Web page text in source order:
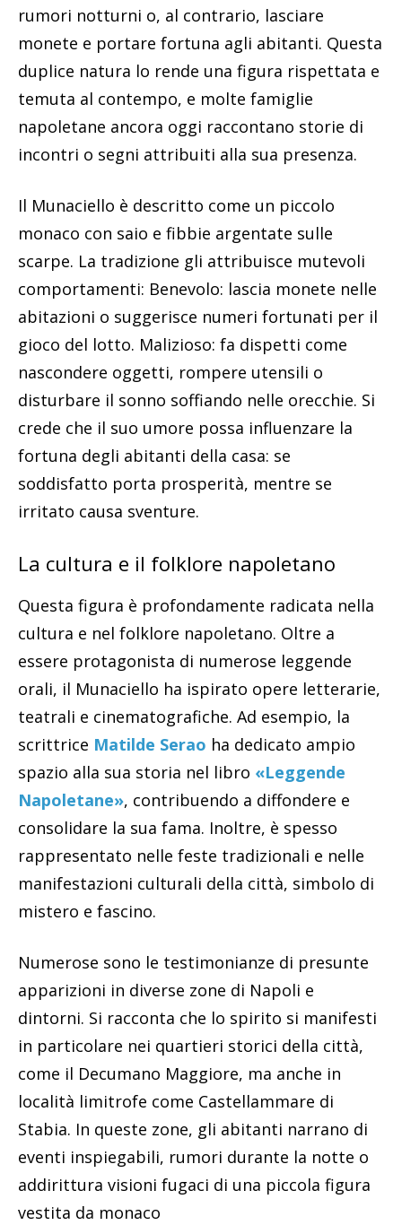
rumori notturni o, al contrario, lasciare
monete e portare fortuna agli abitanti. Questa
duplice natura lo rende una figura rispettata e
temuta al contempo, e molte famiglie
napoletane ancora oggi raccontano storie di
incontri o segni attribuiti alla sua presenza.
Il Munaciello è descritto come un piccolo
monaco con saio e fibbie argentate sulle
scarpe. La tradizione gli attribuisce mutevoli
comportamenti: Benevolo: lascia monete nelle
abitazioni o suggerisce numeri fortunati per il
gioco del lotto. Malizioso: fa dispetti come
nascondere oggetti, rompere utensili o
disturbare il sonno soffiando nelle orecchie. Si
crede che il suo umore possa influenzare la
fortuna degli abitanti della casa: se
soddisfatto porta prosperità, mentre se
irritato causa sventure.
La cultura e il folklore napoletano
Questa figura è profondamente radicata nella
cultura e nel folklore napoletano. Oltre a
essere protagonista di numerose leggende
orali, il Munaciello ha ispirato opere letterarie,
teatrali e cinematografiche. Ad esempio, la
scrittrice Matilde Serao ha dedicato ampio
spazio alla sua storia nel libro «Leggende
Napoletane», contribuendo a diffondere e
consolidare la sua fama. Inoltre, è spesso
rappresentato nelle feste tradizionali e nelle
manifestazioni culturali della città, simbolo di
mistero e fascino.
Numerose sono le testimonianze di presunte
apparizioni in diverse zone di Napoli e
dintorni. Si racconta che lo spirito si manifesti
in particolare nei quartieri storici della città,
come il Decumano Maggiore, ma anche in
località limitrofe come Castellammare di
Stabia. In queste zone, gli abitanti narrano di
eventi inspiegabili, rumori durante la notte o
addirittura visioni fugaci di una piccola figura
vestita da monaco